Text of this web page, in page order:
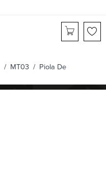
/ MT03 / Piola De